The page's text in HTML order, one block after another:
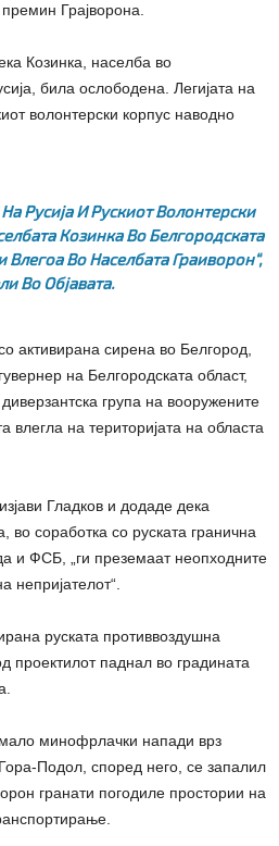
Грајворона.
Козинка, населба во
била ослободена. Легијата на
волонтерски корпус наводно
Русија И Рускиот Волонтерски
Козинка Во Белгородската
Во Населбата Граиворон“,
Во Објавата.
активирана сирена во Белгород,
на Белгородската област,
група на вооружените
влегла на територијата на областа
Гладков и додаде дека
во соработка со руската гранична
и ФСБ, „ги преземаат неопходните
непријателот“.
руската противвоздушна
проектилот паднал во градината
минофрлачки напади врз
Подол, според него, се запалил
гранати погодиле простории на